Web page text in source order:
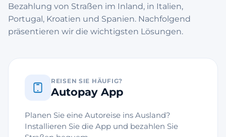
Bezahlung von Straßen im Inland, in Italien,
Portugal, Kroatien und Spanien. Nachfolgend
präsentieren wir die wichtigsten Lösungen.
REISEN SIE HÄUFIG?
Autopay App
Planen Sie eine Autoreise ins Ausland?
Installieren Sie die App und bezahlen Sie